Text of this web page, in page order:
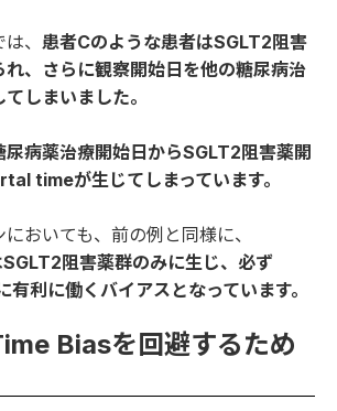
、 患者Cのような患者はSGLT2阻害
、さらに観察開始日を他の糖尿病治
しまいました。
尿病薬治療開始日からSGLT2阻害薬開
timeが生じてしまっています。
おいても、前の例と同様に、
阻害薬群のみに生じ、必ず
利に働くバイアスとなっています。
Biasを回避するため